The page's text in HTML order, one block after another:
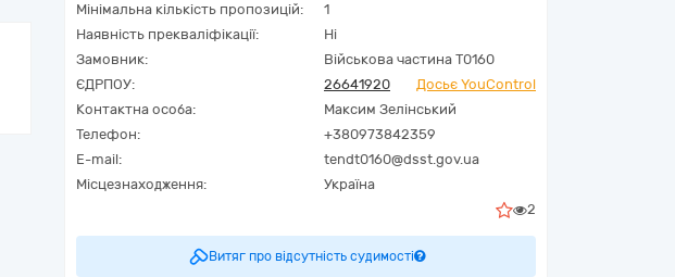
Мінімальна кількість пропозицій:
1
Наявність прекваліфікації:
Ні
Замовник:
Військова частина Т0160
ЄДРПОУ:
26641920
Досьє YouControl
Контактна особа:
Максим Зелінський
Телефон:
+380973842359
E-mail:
tendt0160@dsst.gov.ua
Місцезнаходження:
Україна
2
Витяг про відсутність судимості